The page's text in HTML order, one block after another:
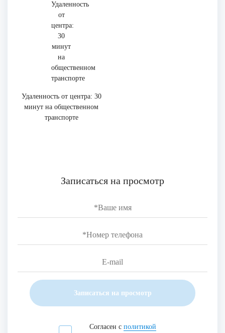
Удаленность от центра: 30
минут на общественном
транспорте
Записаться на просмотр
Записаться на просмотр
Согласен с политикой